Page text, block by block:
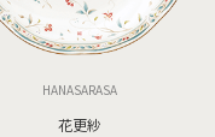
HANASARASA
花更紗